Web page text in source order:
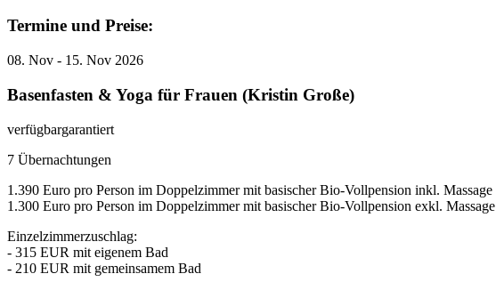
Termine und Preise:
08. Nov - 15. Nov 2026
Basenfasten & Yoga für Frauen (Kristin Große)
verfügbargarantiert
7 Übernachtungen
1.390 Euro pro Person im Doppelzimmer mit basischer Bio-Vollpension inkl. Massage
1.300 Euro pro Person im Doppelzimmer mit basischer Bio-Vollpension exkl. Massage
Einzelzimmerzuschlag:
- 315 EUR mit eigenem Bad
- 210 EUR mit gemeinsamem Bad